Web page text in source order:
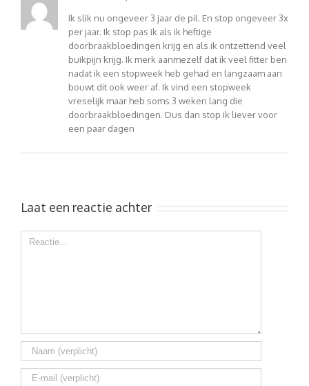
Ik slik nu ongeveer 3 jaar de pil. En stop ongeveer 3x
per jaar. Ik stop pas ik als ik heftige
doorbraakbloedingen krijg en als ik ontzettend veel
buikpijn krijg. Ik merk aanmezelf dat ik veel fitter ben
nadat ik een stopweek heb gehad en langzaam aan
bouwt dit ook weer af. Ik vind een stopweek
vreselijk maar heb soms 3 weken lang die
doorbraakbloedingen. Dus dan stop ik liever voor
een paar dagen
Laat een reactie achter
Comment